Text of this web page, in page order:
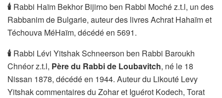
🕯 ️Rabbi Haïm Bekhor Bijirno ben Rabbi Moché z.t.l, un des
Rabbanim de Bulgarie, auteur des livres Achrat Hahaïm et
Téchouva MéHaïm, décédé en 5691.
🕯 ️Rabbi Lévi Yitshak Schneerson ben Rabbi Baroukh
Chnéor z.t.l, Père du Rabbi de Loubavitch, né le 18
Nissan 1878, décédé en 1944. Auteur du Likouté Levy
Yitshak commentaires du Zohar et Iguérot Kodech, Torat